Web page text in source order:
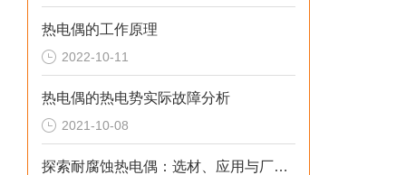
热电偶的工作原理
2022-10-11
热电偶的热电势实际故障分析
2021-10-08
探索耐腐蚀热电偶：选材、应用与厂家概览